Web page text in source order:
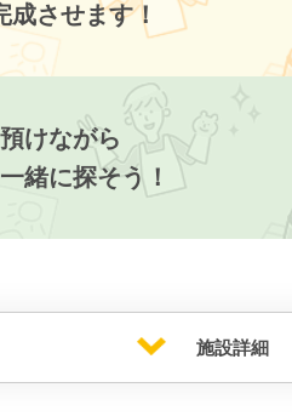
させます！
けながら
緒に探そう！
施設詳細